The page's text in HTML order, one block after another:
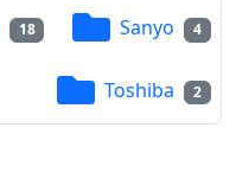
18 Sanyo 4
Toshiba 2